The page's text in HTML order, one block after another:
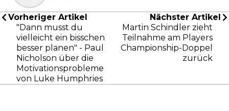
Vorheriger Artikel
"Dann musst du
vielleicht ein bisschen
besser planen" - Paul
Nicholson über die
Motivationsprobleme
von Luke Humphries
Nächster Artikel
Martin Schindler zieht
Teilnahme am Players
Championship-Doppel
zurück